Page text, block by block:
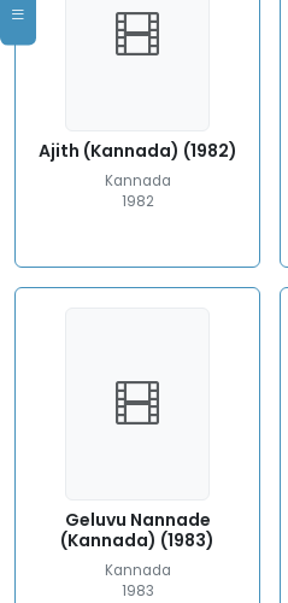
Ajith (Kannada) (1982)
Kannada
1982
Geluvu Nannade
(Kannada) (1983)
Kannada
1983